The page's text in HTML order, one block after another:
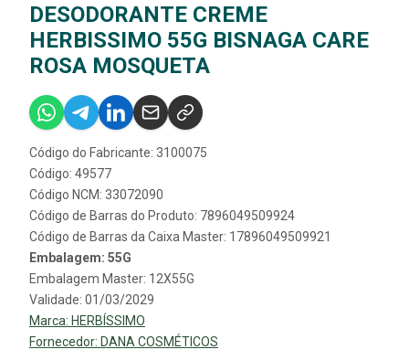
DESODORANTE CREME
HERBISSIMO 55G BISNAGA CARE
ROSA MOSQUETA
Código do Fabricante: 3100075
Código: 49577
Código NCM: 33072090
Código de Barras do Produto: 7896049509924
Código de Barras da Caixa Master: 17896049509921
Embalagem: 55G
Embalagem Master: 12X55G
Validade: 01/03/2029
Marca: HERBÍSSIMO
Fornecedor: DANA COSMÉTICOS